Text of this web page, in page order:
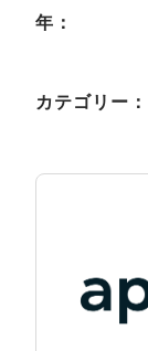
年：
カテゴリー：